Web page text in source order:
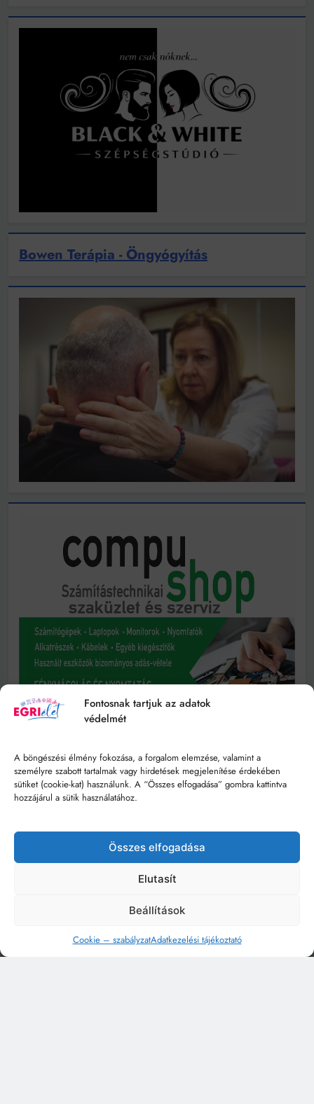
Fontosnak tartjuk az adatok
védelmét
A böngészési élmény fokozása, a forgalom elemzése, valamint a
személyre szabott tartalmak vagy hirdetések megjelenítése érdekében
sütiket (cookie-kat) használunk. A “Összes elfogadása” gombra kattintva
hozzájárul a sütik használatához.
Összes elfogadása
Elutasít
Beállítások
Cookie – szabályzatAdatkezelési tájékoztató
Bowen Terápia - Öngyógyítás